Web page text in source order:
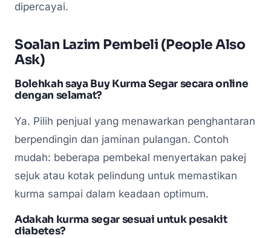
dipercayai.
Soalan Lazim Pembeli (People Also
Ask)
Bolehkah saya Buy Kurma Segar secara online
dengan selamat?
Ya. Pilih penjual yang menawarkan penghantaran
berpendingin dan jaminan pulangan. Contoh
mudah: beberapa pembekal menyertakan pakej
sejuk atau kotak pelindung untuk memastikan
kurma sampai dalam keadaan optimum.
Adakah kurma segar sesuai untuk pesakit
diabetes?